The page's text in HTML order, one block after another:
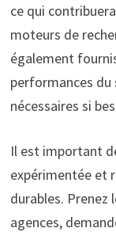
ce qui
moteurs de
également
performances
nécessaires si
Il est important
expérimentée et
durables. Prenez
agences,